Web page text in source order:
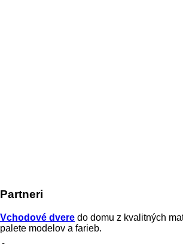
Partneri
Vchodové dvere do domu z kvalitných
palete modelov a farieb.